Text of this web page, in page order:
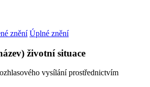
znění Úplné znění
životní situace
vysílání prostřednictvím